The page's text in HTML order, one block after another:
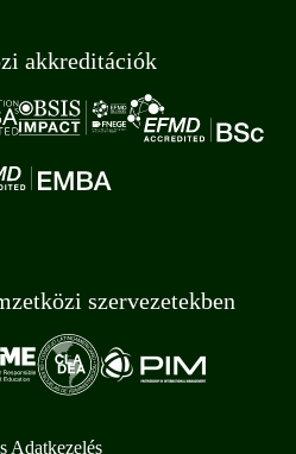
akkreditációk
szervezetekben
Adatkezelés